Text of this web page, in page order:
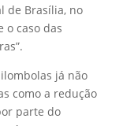
de Brasília, no
o caso das
já não
como a redução
parte do